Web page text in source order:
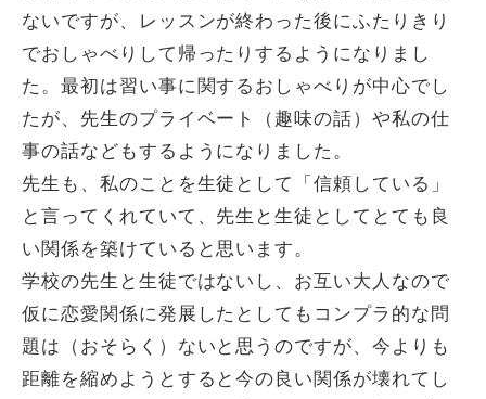
ないですが、レッスンが終わった後にふたりきり
でおしゃべりして帰ったりするようになりまし
た。最初は習い事に関するおしゃべりが中心でし
たが、先生のプライベート（趣味の話）や私の仕
事の話などもするようになりました。
先生も、私のことを生徒として「信頼している」
と言ってくれていて、先生と生徒としてとても良
い関係を築けていると思います。
学校の先生と生徒ではないし、お互い大人なので
仮に恋愛関係に発展したとしてもコンプラ的な問
題は（おそらく）ないと思うのですが、今よりも
距離を縮めようとすると今の良い関係が壊れてし